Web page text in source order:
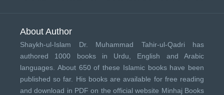
About Author
Shaykh-ul-Islam Dr. Muhammad Tahir-ul-Qadri has
authored 1000 books in Urdu, English and Arabic
languages. About 650 of these Islamic books have been
published so far. His books are available for free reading
and download in PDF on the official website Minhaj Books